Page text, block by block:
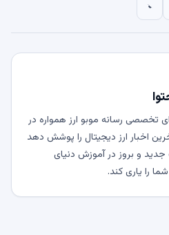
تخصصی رسانه موبو ارز همواره در
اخبار ارز دیجیتال را پوشش دهد
جدید و بروز در آموزش دنیای
را یاری کند.